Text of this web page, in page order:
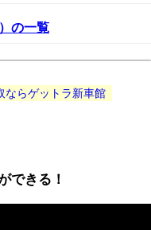
の一覧
ならゲットラ新車館
できる！